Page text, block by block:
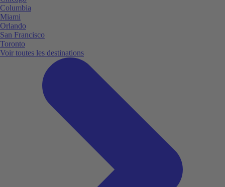
Columbia
Miami
Orlando
San Francisco
Toronto
Voir toutes les destinations